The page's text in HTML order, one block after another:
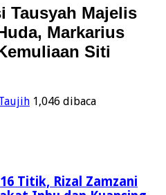
Tausyah Majelis
Markarius
Siti
1,046 dibaca
Titik, Rizal Zamzani